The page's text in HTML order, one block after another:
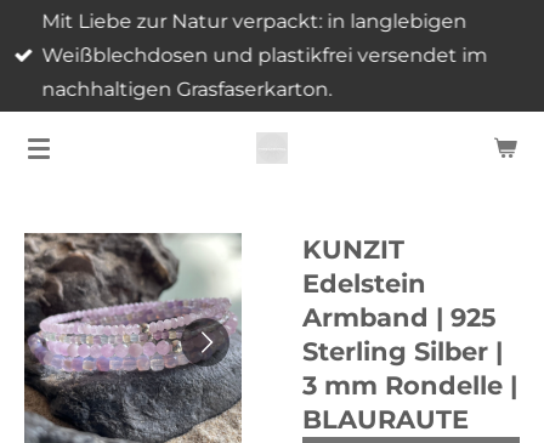
Zum
Hauptinhalt
springen
Mit Liebe zur Natur verpackt: in langlebigen
Weißblechdosen und plastikfrei versendet im
nachhaltigen Grasfaserkarton.
KUNZIT
Edelstein
Armband | 925
Sterling Silber |
3 mm Rondelle |
BLAURAUTE